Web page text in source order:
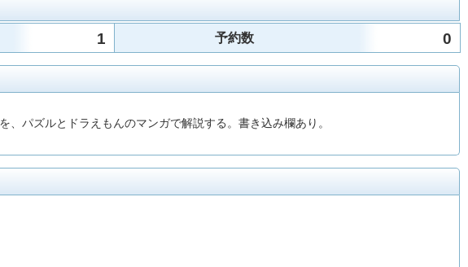
1 予約数 0
パズルとドラえもんのマンガで解説する。書き込み欄あり。